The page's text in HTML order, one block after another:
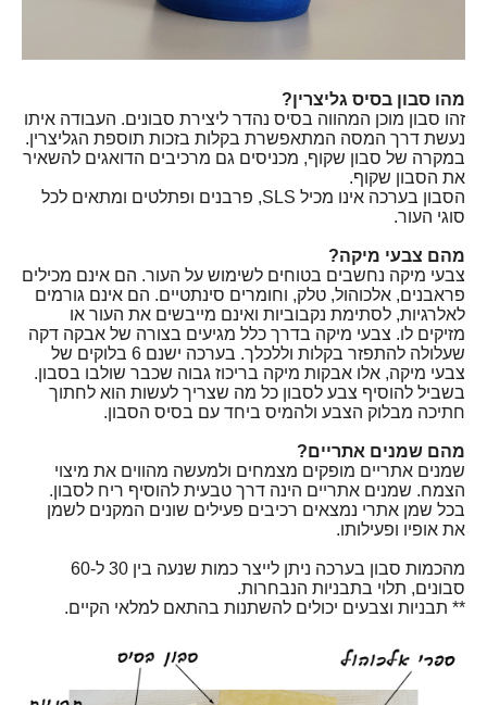
מהו סבון בסיס גליצרין?
זהו סבון מוכן המהווה בסיס נהדר ליצירת סבונים. העבודה איתו
נעשת דרך המסה המתאפשרת בקלות בזכות תוספת הגליצרין.
במקרה של סבון שקוף, מכניסים גם מרכיבים הדואגים להשאיר
את הסבון שקוף.
הסבון בערכה אינו מכיל ,SLS פרבנים ופתלטים ומתאים לכל
סוגי העור.
מהם צבעי מיקה?
צבעי מיקה נחשבים בטוחים לשימוש על העור. הם אינם מכילים
פראבנים, אלכוהול, טלק, וחומרים סינתטיים. הם אינם גורמים
לאלרגיות, לסתימת נקבוביות ואינם מייבשים את העור או
מזיקים לו. צבעי מיקה בדרך כלל מגיעים בצורה של אבקה דקה
שעלולה להתפזר בקלות וללכלך. בערכה ישנם 6 בלוקים של
צבעי מיקה, אלו אבקות מיקה בריכוז גבוה שכבר שולבו בסבון.
בשביל להוסיף צבע לסבון כל מה שצריך לעשות הוא לחתוך
חתיכה מבלוק הצבע ולהמיס ביחד עם בסיס הסבון.
מהם שמנים אתריים?
שמנים אתריים מופקים מצמחים ולמעשה מהווים את מיצוי
הצמח. שמנים אתריים הינה דרך טבעית להוסיף ריח לסבון.
בכל שמן אתרי נמצאים רכיבים פעילים שונים המקנים לשמן
את אופיו ופעילותו.
מהכמות סבון בערכה ניתן לייצר כמות שנעה בין 30 ל-60
סבונים, תלוי בתבניות הנבחרות.
** תבניות וצבעים יכולים להשתנות בהתאם למלאי הקיים.